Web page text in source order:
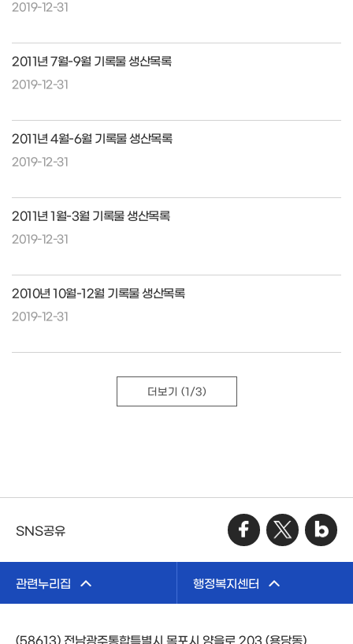
2019-12-31
2011년 7월-9월 기록물 생산목록
2019-12-31
2011년 4월-6월 기록물 생산목록
2019-12-31
2011년 1월-3월 기록물 생산목록
2019-12-31
2010년 10월-12월 기록물 생산목록
2019-12-31
더보기 (1/3)
SNS공유
관련누리집 행정복지센터
(58613) 전남광주통합특별시 목포시 양을로 203 (용당동)